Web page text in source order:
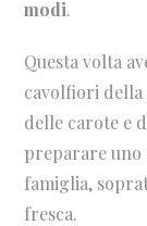
modi.
Questa volta
cavolfiori
delle carote e
preparare uno
famiglia,
fresca.